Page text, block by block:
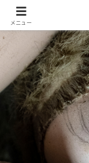
メニュー